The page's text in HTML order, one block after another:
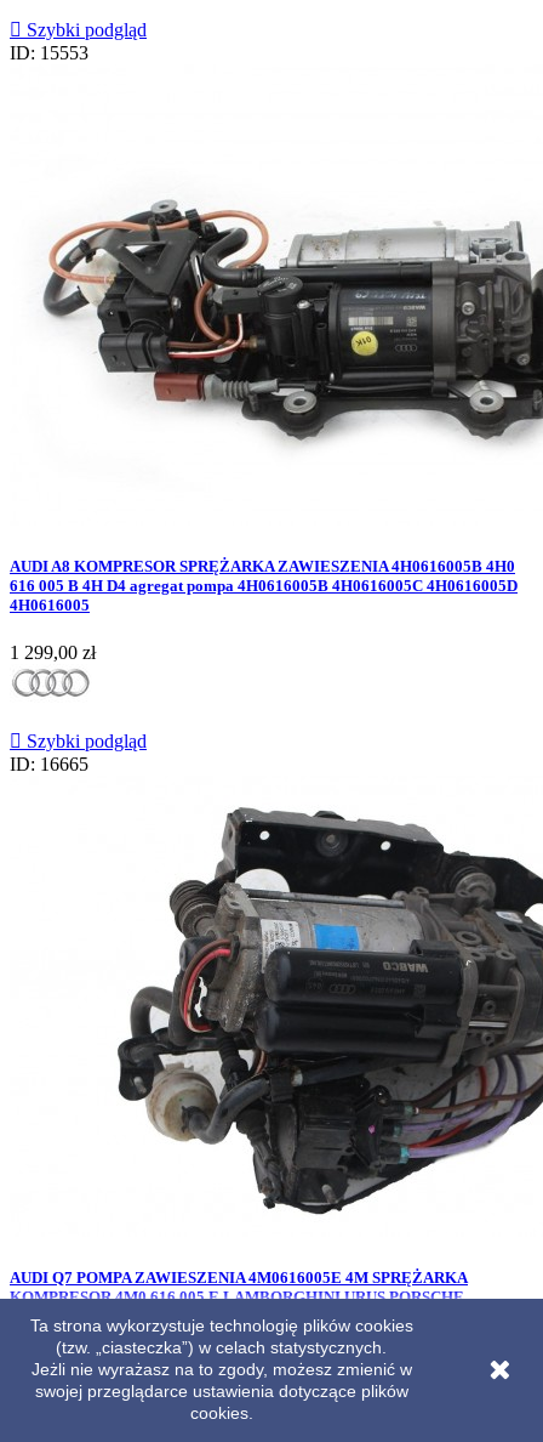
 Szybki podgląd
ID: 15553
AUDI A8 KOMPRESOR SPRĘŻARKA ZAWIESZENIA 4H0616005B 4H0
616 005 B 4H D4 agregat pompa 4H0616005B 4H0616005C 4H0616005D
4H0616005
Cena
1 299,00 zł
 Szybki podgląd
ID: 16665
AUDI Q7 POMPA ZAWIESZENIA 4M0616005E 4M SPRĘŻARKA
KOMPRESOR 4M0 616 005 E LAMBORGHINI URUS PORSCHE
CAYENNE 4M0616005E 4M0616005
Cena
1 599,00 zł
Ta strona wykorzystuje technologię plików cookies
(tzw. „ciasteczka”) w celach statystycznych.
Jeżli nie wyrażasz na to zgody, możesz zmienić w
swojej przeglądarce ustawienia dotyczące plików
cookies.